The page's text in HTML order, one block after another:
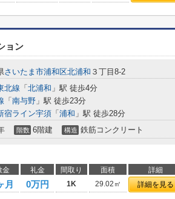
ョン
さいたま市浦和区北浦和 ３丁目8-2
北線 「 北浦和 」駅 徒歩4分
「 南与野 」駅 徒歩23分
宿ライン宇須 「 浦和 」駅 徒歩28分
階数 6階建 構造 鉄筋コンクリート
金 礼金 間取り 面積 詳細
月 0万円 1K 29.02㎡ 詳細を見る